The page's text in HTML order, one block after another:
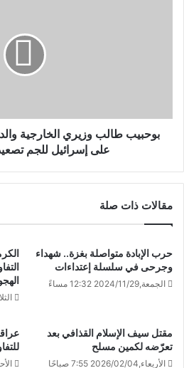
بوحبيب طالب وزيري الخارجية
على إسرائيل للجم
مقالات ذات صلة
حرب الإبادة متواصلة بغزة.. شهداء
وجرحى في سلسلة إعتداءات
الجمعة,2024/11/29 12:32 مساءً
مقتل سيف الإسلام القذافي بعد
تعرّضه لكمين مسلح
الأربعاء,2026/02/04 7:55 صباحًا الأحد,2025/11/